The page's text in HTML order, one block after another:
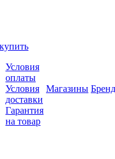
Условия
оплаты
Условия
доставки
Гарантия
на товар
Магазины